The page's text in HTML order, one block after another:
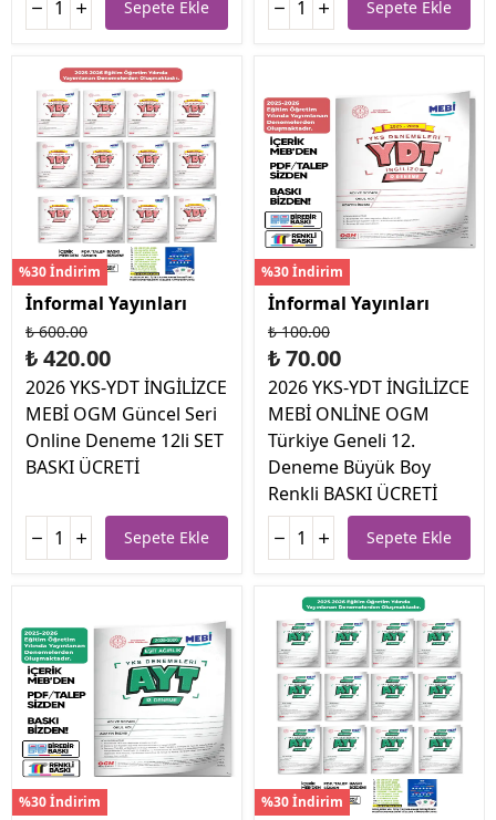
Sepete Ekle Sepete Ekle
%30 İndirim
İnformal Yayınları
₺ 600.00
₺ 420.00
2026 YKS-YDT İNGİLİZCE
MEBİ OGM Güncel Seri
Online Deneme 12li SET
BASKI ÜCRETİ
Sepete Ekle
%30 İndirim
İnformal Yayınları
₺ 100.00
₺ 70.00
2026 YKS-YDT İNGİLİZCE
MEBİ ONLİNE OGM
Türkiye Geneli 12.
Deneme Büyük Boy
Renkli BASKI ÜCRETİ
Sepete Ekle
%30 İndirim %30 İndirim